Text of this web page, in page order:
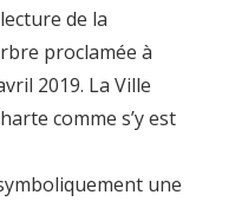
de la
proclamée à
2019. La Ville
comme s’y est
une